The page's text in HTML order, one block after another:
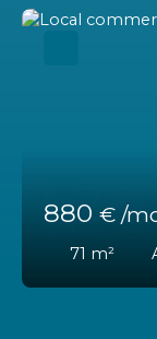
880 € /
71 m²